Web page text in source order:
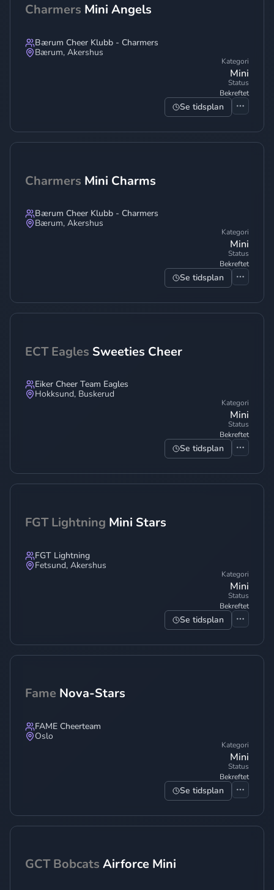
Charmers Mini Angels
Bærum Cheer Klubb - Charmers
Bærum, Akershus
Kategori
Mini
Status
Bekreftet
Se tidsplan
Charmers Mini Charms
Bærum Cheer Klubb - Charmers
Bærum, Akershus
Kategori
Mini
Status
Bekreftet
Se tidsplan
ECT Eagles Sweeties Cheer
Eiker Cheer Team Eagles
Hokksund, Buskerud
Kategori
Mini
Status
Bekreftet
Se tidsplan
FGT Lightning Mini Stars
FGT Lightning
Fetsund, Akershus
Kategori
Mini
Status
Bekreftet
Se tidsplan
Fame Nova-Stars
FAME Cheerteam
Oslo
Kategori
Mini
Status
Bekreftet
Se tidsplan
GCT Bobcats Airforce Mini